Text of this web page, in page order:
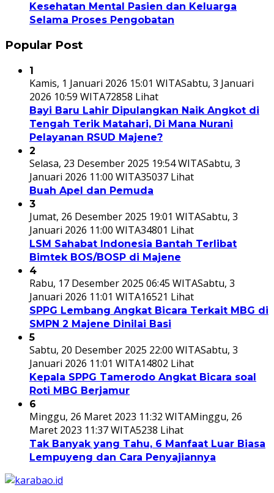
Kesehatan Mental Pasien dan Keluarga
Selama Proses Pengobatan
Popular Post
1
Kamis, 1 Januari 2026 15:01 WITASabtu, 3 Januari
2026 10:59 WITA72858 Lihat
Bayi Baru Lahir Dipulangkan Naik Angkot di
Tengah Terik Matahari, Di Mana Nurani
Pelayanan RSUD Majene?
2
Selasa, 23 Desember 2025 19:54 WITASabtu, 3
Januari 2026 11:00 WITA35037 Lihat
Buah Apel dan Pemuda
3
Jumat, 26 Desember 2025 19:01 WITASabtu, 3
Januari 2026 11:00 WITA34801 Lihat
LSM Sahabat Indonesia Bantah Terlibat
Bimtek BOS/BOSP di Majene
4
Rabu, 17 Desember 2025 06:45 WITASabtu, 3
Januari 2026 11:01 WITA16521 Lihat
SPPG Lembang Angkat Bicara Terkait MBG di
SMPN 2 Majene Dinilai Basi
5
Sabtu, 20 Desember 2025 22:00 WITASabtu, 3
Januari 2026 11:01 WITA14802 Lihat
Kepala SPPG Tamerodo Angkat Bicara soal
Roti MBG Berjamur
6
Minggu, 26 Maret 2023 11:32 WITAMinggu, 26
Maret 2023 11:37 WITA5238 Lihat
Tak Banyak yang Tahu, 6 Manfaat Luar Biasa
Lempuyeng dan Cara Penyajiannya